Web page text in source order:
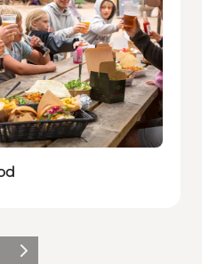
Folie
Nächste Folie